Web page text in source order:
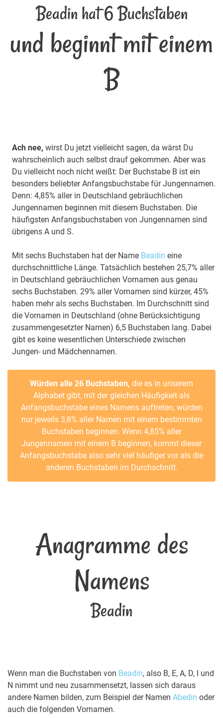
Beadin hat 6 Buchstaben
und beginnt mit einem
B
Ach nee, wirst Du jetzt vielleicht sagen, da wärst Du
wahrscheinlich auch selbst drauf gekommen. Aber was
Du vielleicht noch nicht weißt: Der Buchstabe B ist ein
besonders beliebter Anfangsbuchstabe für Jungennamen.
Denn: 4,85% aller in Deutschland gebräuchlichen
Jungennamen beginnen mit diesem Buchstaben. Die
häufigsten Anfangsbuchstaben von Jungennamen sind
übrigens A und S.
Mit sechs Buchstaben hat der Name Beadin eine
durchschnittliche Länge. Tatsächlich bestehen 25,7% aller
in Deutschland gebräuchlichen Vornamen aus genau
sechs Buchstaben. 29% aller Vornamen sind kürzer, 45%
haben mehr als sechs Buchstaben. Im Durchschnitt sind
die Vornamen in Deutschland (ohne Berücksichtigung
zusammengesetzter Namen) 6,5 Buchstaben lang. Dabei
gibt es keine wesentlichen Unterschiede zwischen
Jungen- und Mädchennamen.
Würden alle 26 Buchstaben, die es in unserem
Alphabet gibt, mit der gleichen Häufigkeit als
Anfangsbuchstabe eines Namens auftreten, würden
nur jeweils 3,8% aller Namen mit einem bestimmten
Buchstaben beginnen. Wenn 4,85% aller
Jungennamen mit einem B beginnen, kommt dieser
Anfangsbuchstabe also sehr viel häufiger vor als die
anderen Buchstaben im Durchschnitt.
Anagramme des
Namens
Beadin
Wenn man die Buchstaben von Beadin, also B, E, A, D, I und
N nimmt und neu zusammensetzt, lassen sich daraus
andere Namen bilden, zum Beispiel der Namen Abedin oder
auch die folgenden Vornamen.